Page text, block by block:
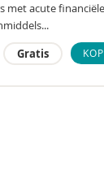
met acute
Gratis